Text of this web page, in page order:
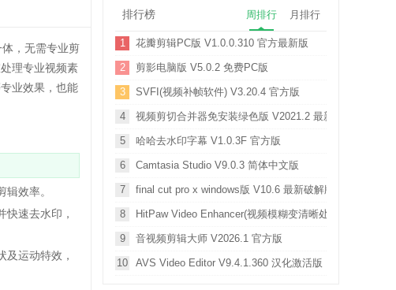
，无需专业剪
理专业视频素
业效果，也能
效率。
速去水印，
运动特效，
排行榜 周排行 月排行
1 花瓣剪辑PC版 V1.0.0.310 官方最新版
2 剪影电脑版 V5.0.2 免费PC版
3 SVFI(视频补帧软件) V3.20.4 官方版
4 视频剪切合并器免安装绿色版 V2021.2 最新免费版
5 哈哈去水印字幕 V1.0.3F 官方版
6 Camtasia Studio V9.0.3 简体中文版
7 final cut pro x windows版 V10.6 最新破解版
8 HitPaw Video Enhancer(视频模糊变清晰处理软件)
9 音视频剪辑大师 V2026.1 官方版
10 AVS Video Editor V9.4.1.360 汉化激活版